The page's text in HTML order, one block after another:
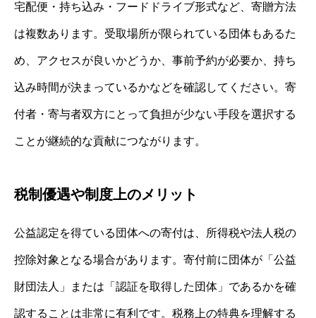
宅配便・持ち込み・フードドライブ形式など、寄贈方法
は複数あります。受取場所が限られている団体もあるた
め、アクセスが良いかどうか、事前予約が必要か、持ち
込み時間が決まっているかなどを確認してください。寄
付者・寄与者双方にとって負担が少ない手段を選択する
ことが継続的な貢献につながります。
税制優遇や制度上のメリット
公益認定を得ている団体への寄付は、所得税や法人税の
控除対象となる場合があります。寄付前に団体が「公益
財団法人」または「認証を取得した団体」であるかを確
認することは非常に有利です。税務上の特典を理解する